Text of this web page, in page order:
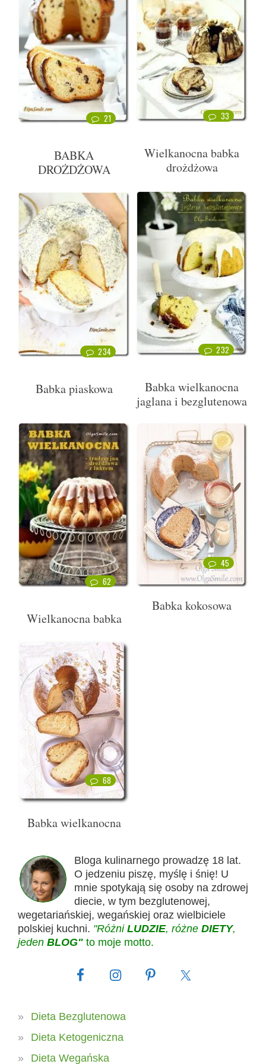
21
BABKA
DROŻDŻOWA
33
Wielkanocna babka
drożdżowa
234
Babka piaskowa
232
Babka wielkanocna
jaglana i bezglutenowa
62
Wielkanocna babka
45
Babka kokosowa
68
Babka wielkanocna
Bloga kulinarnego prowadzę 18 lat.
O jedzeniu piszę, myślę i śnię! U
mnie spotykają się osoby na zdrowej
diecie, w tym bezglutenowej,
wegetariańskiej, wegańskiej oraz wielbiciele
polskiej kuchni. "Różni LUDZIE, różne DIETY,
jeden BLOG" to moje motto.
Dieta Bezglutenowa
Dieta Ketogeniczna
Dieta Wegańska